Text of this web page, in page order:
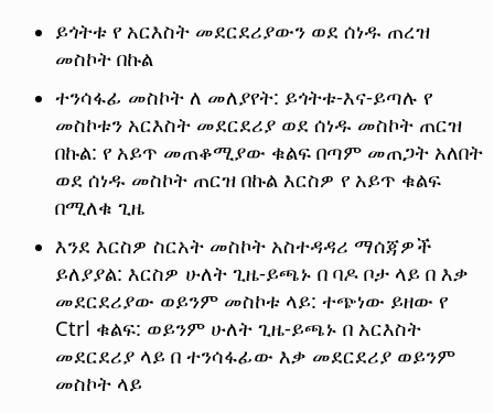
ይጎትቱ የ አርእስት መደርደሪያውን ወደ ሰነዱ ጠረዝ
መስኮት በኩል
ተንሳፋፊ መስኮት ለ መለያየት: ይጎትቱ-እና-ይጣሉ የ
መስኮቱን አርእስት መደርደሪያ ወደ ሰነዱ መስኮት ጠርዝ
በኩል: የ አይጥ መጠቆሚያው ቁልፍ በጣም መጠጋት አለበት
ወደ ሰነዱ መስኮት ጠርዝ በኩል እርስዎ የ አይጥ ቁልፍ
በሚለቁ ጊዜ
እንደ እርስዎ ስርአት መስኮት አስተዳዳሪ ማሰጃዎች
ይለያያል: እርስዎ ሁለት ጊዜ-ይጫኑ በ ባዶ ቦታ ላይ በ እቃ
መደርደሪያው ወይንም መስኮቱ ላይ: ተጭነው ይዘው የ
Ctrl ቁልፍ: ወይንም ሁለት ጊዜ-ይጫኑ በ አርእስት
መደርደሪያ ላይ በ ተንሳፋፊው እቃ መደርደሪያ ወይንም
መስኮት ላይ